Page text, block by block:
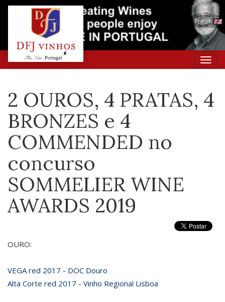
English
2 OUROS, 4 PRATAS, 4
BRONZES e 4
COMMENDED no
concurso
SOMMELIER WINE
AWARDS 2019
OURO:
VEGA red 2017 - DOC Douro
Alta Corte red 2017 - Vinho Regional Lisboa